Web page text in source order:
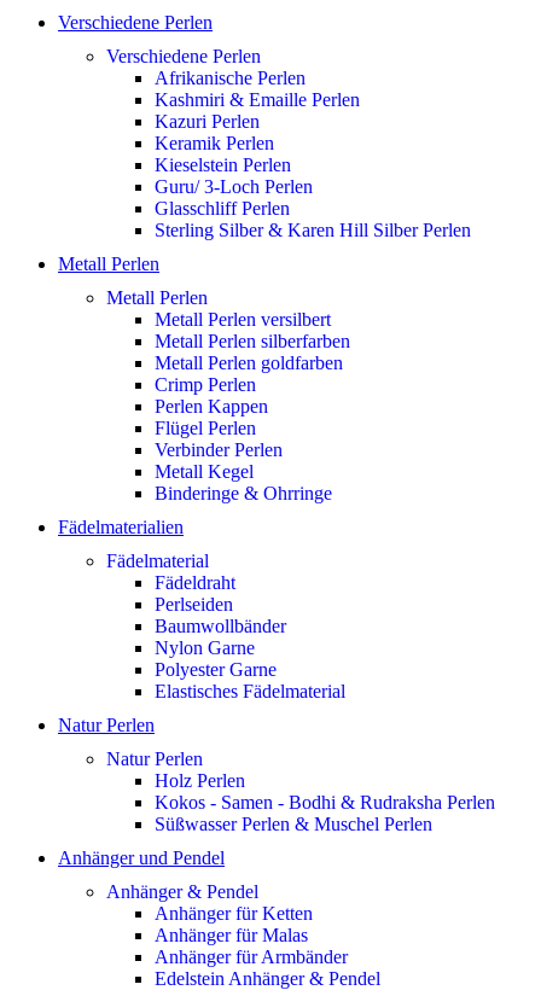
Verschiedene Perlen
Verschiedene Perlen
Afrikanische Perlen
Kashmiri & Emaille Perlen
Kazuri Perlen
Keramik Perlen
Kieselstein Perlen
Guru/ 3-Loch Perlen
Glasschliff Perlen
Sterling Silber & Karen Hill Silber Perlen
Metall Perlen
Metall Perlen
Metall Perlen versilbert
Metall Perlen silberfarben
Metall Perlen goldfarben
Crimp Perlen
Perlen Kappen
Flügel Perlen
Verbinder Perlen
Metall Kegel
Binderinge & Ohrringe
Fädelmaterialien
Fädelmaterial
Fädeldraht
Perlseiden
Baumwollbänder
Nylon Garne
Polyester Garne
Elastisches Fädelmaterial
Natur Perlen
Natur Perlen
Holz Perlen
Kokos - Samen - Bodhi & Rudraksha Perlen
Süßwasser Perlen & Muschel Perlen
Anhänger und Pendel
Anhänger & Pendel
Anhänger für Ketten
Anhänger für Malas
Anhänger für Armbänder
Edelstein Anhänger & Pendel